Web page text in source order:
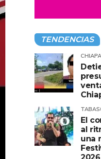
TENDENCIAS
El
al
una